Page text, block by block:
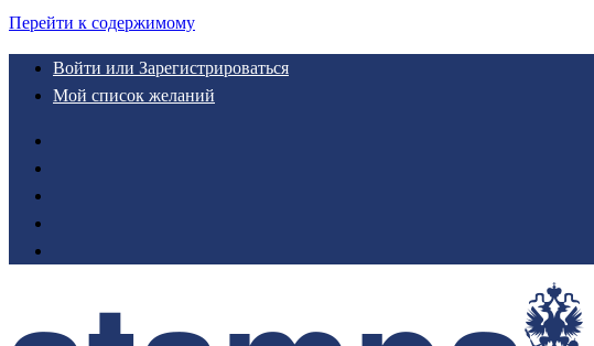
Перейти к содержимому
Войти или Зарегистрироваться
Мой список желаний